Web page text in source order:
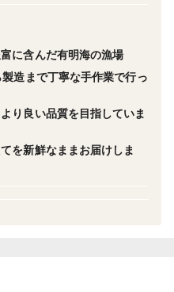
りました。春の採れたて
とろろ」を長くお楽しみ
6ヵ月保管できます。解
し上がりください。
に含んだ有明海の漁場
造まで丁寧な手作業で行っ
り良い品質を目指していま
を新鮮なままお届けしま